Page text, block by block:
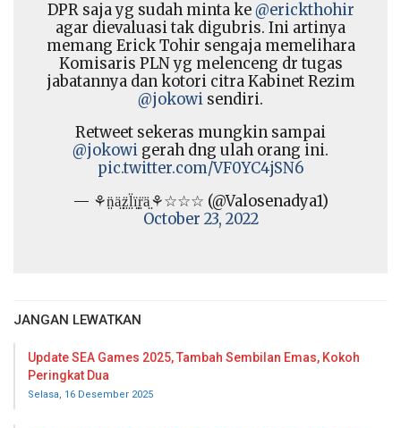
DPR saja yg sudah minta ke@erickthohir
agar dievaluasi tak digubris. Ini artinya
memang Erick Tohir sengaja memelihara
Komisaris PLN yg melenceng dr tugas
jabatannya dan kotori citra Kabinet Rezim
@jokowi sendiri.
Retweet sekeras mungkin sampai
@jokowi gerah dng ulah orang ini.
pic.twitter.com/VF0YC4jSN6
— ⚘n̤̈ä̤z̤̈l̤̈ï̤r̤̈ä̤⚘☆☆☆ (@Valosenadya1)
October 23, 2022
JANGAN LEWATKAN
Update SEA Games 2025, Tambah Sembilan Emas, Kokoh
Peringkat Dua
Selasa, 16 Desember 2025